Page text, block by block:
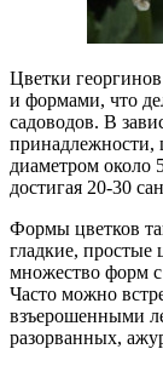
Цветки
и формами, что
садоводов. В
принадлежности,
диаметром около
достигая 20-30
Формы цветков
гладкие, простые
множество форм
Часто можно
взъерошенными
разорванных,